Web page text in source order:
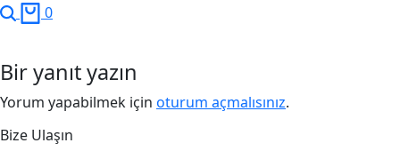
Search
0Cart
Bir yanıt yazın
Yorum yapabilmek için oturum açmalısınız.
Bize Ulaşın